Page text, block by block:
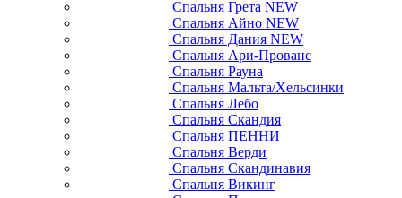
Спальня Грета NEW
Спальня Айно NEW
Спальня Дания NEW
Спальня Ари-Прованс
Спальня Рауна
Спальня Мальта/Хельсинки
Спальня Лебо
Спальня Скандия
Спальня ПЕННИ
Спальня Верди
Спальня Скандинавия
Спальня Викинг